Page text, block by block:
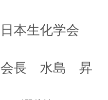
日本生化学会
会長 水島 昇